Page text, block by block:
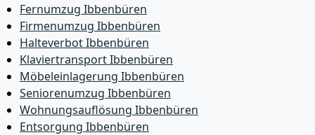
Fernumzug Ibbenbüren
Firmenumzug Ibbenbüren
Halteverbot Ibbenbüren
Klaviertransport Ibbenbüren
Möbeleinlagerung Ibbenbüren
Seniorenumzug Ibbenbüren
Wohnungsauflösung Ibbenbüren
Entsorgung Ibbenbüren